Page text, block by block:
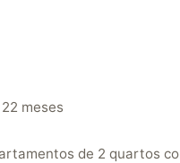
meses
de 2 quartos